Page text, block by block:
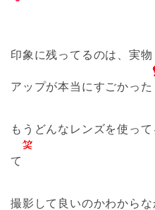
印象に残ってるのは、実
アップが本当にすごかった
もうどんなレンズを使っ
て
撮影して良いのかわから